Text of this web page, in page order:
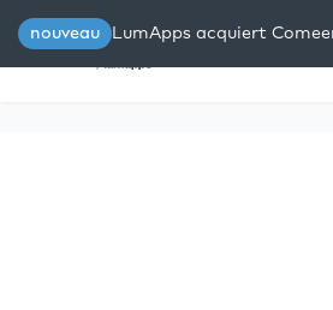
nouveau LumApps acquiert